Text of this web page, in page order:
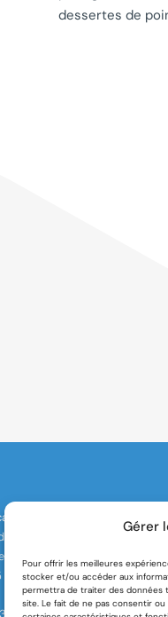
Gérer
Pour offrir les meilleures
stocker et/ou accéder aux
permettra de traiter des données
site. Le fait de ne pas consentir
dessertes de
Mixte de l’Aéroport de Lille
Région
du Président Hoover
Lille Cedex
74 27 57 94